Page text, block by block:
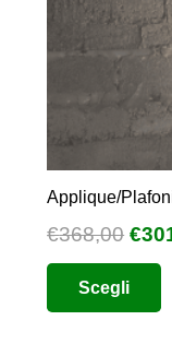
Applique/
€368,00 Il
era:
€
Scegli